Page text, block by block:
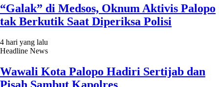
“Galak” di Medsos, Oknum Aktivis Palopo
tak Berkutik Saat Diperiksa Polisi
4 hari yang lalu
Headline News
Wawali Kota Palopo Hadiri Sertijab dan
Pisah Sambut Kapolres